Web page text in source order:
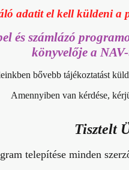
adatit el kell küldeni a
és számlázó
könyvelője a
bővebb tájékoztatást
Amennyiben van kérdése,
Tisztelt
telepítése minden